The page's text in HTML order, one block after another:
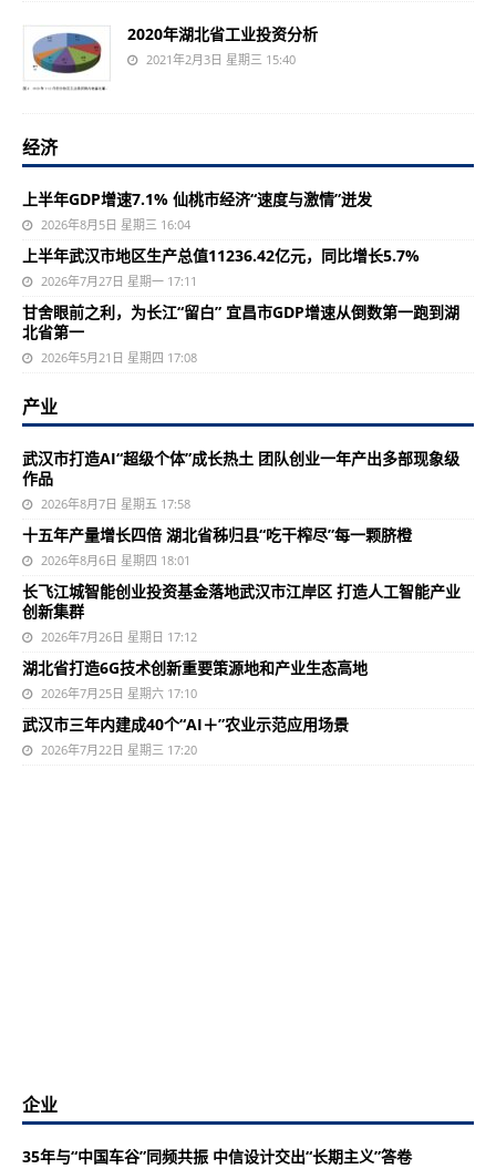
2020年湖北省工业投资分析
2021年2月3日 星期三 15:40
经济
上半年GDP增速7.1% 仙桃市经济“速度与激情”迸发
2026年8月5日 星期三 16:04
上半年武汉市地区生产总值11236.42亿元，同比增长5.7%
2026年7月27日 星期一 17:11
甘舍眼前之利，为长江“留白” 宜昌市GDP增速从倒数第一跑到湖
北省第一
2026年5月21日 星期四 17:08
产业
武汉市打造AI“超级个体”成长热土 团队创业一年产出多部现象级
作品
2026年8月7日 星期五 17:58
十五年产量增长四倍 湖北省秭归县“吃干榨尽”每一颗脐橙
2026年8月6日 星期四 18:01
长飞江城智能创业投资基金落地武汉市江岸区 打造人工智能产业
创新集群
2026年7月26日 星期日 17:12
湖北省打造6G技术创新重要策源地和产业生态高地
2026年7月25日 星期六 17:10
武汉市三年内建成40个“AI＋”农业示范应用场景
2026年7月22日 星期三 17:20
企业
35年与“中国车谷”同频共振 中信设计交出“长期主义”答卷